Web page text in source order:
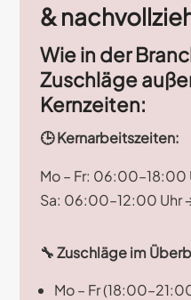
&
Wie in der
Zuschläge
Kernzeiten:
🕒Kernarbeitszeiten:
Mo – Fr: 06:00–18:00
Sa: 06:00–12:00 Uhr
🔧Zuschläge im
Mo – Fr